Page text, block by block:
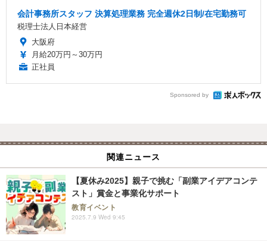
会計事務所スタッフ 決算処理業務 完全週休2日制/在宅勤務可
税理士法人日本経営
大阪府
月給20万円～30万円
正社員
Sponsored by
関連ニュース
【夏休み2025】親子で挑む「副業アイデアコンテ
スト」賞金と事業化サポート
教育イベント
2025.7.9 Wed 9:45